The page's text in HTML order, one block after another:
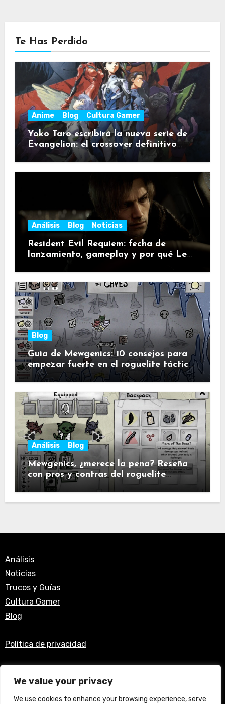
We value your privacy
We use cookies to enhance your browsing experience, serve
Te Has Perdido
Anime Blog Cultura Gamer
Yoko Taro escribirá la nueva serie de
Evangelion: el crossover definitivo
para fans de NieR
Análisis Blog Noticias
Resident Evil Requiem: fecha de
lanzamiento, gameplay y por qué Leon
pánico
Blog
Guía de Mewgenics: 10 consejos para
empezar fuerte en el roguelite táctico
de gatos
Análisis Blog
Mewgenics, ¿merece la pena? Reseña
con pros y contras del roguelite
táctico de gatos
Análisis
Noticias
Trucos y Guías
Cultura Gamer
Blog
Política de privacidad
YouTube Correo electrónico